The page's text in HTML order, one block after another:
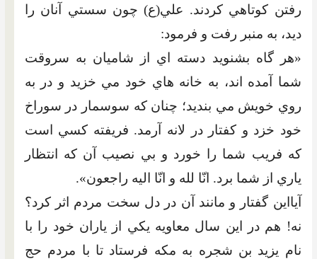
رفتن کوتاهي کردند. علي(ع) چون سستي آنان را
ديد، به منبر رفت و فرمود:
«هر گاه بشنويد دسته اي از شاميان به سروقت
شما آمده اند، به خانه هاي خود مي خزيد و در به
روي خويش مي بنديد؛ چنان که سوسمار در سوراخ
خود خزد و کفتار در لانه آرمد. فريفته کسي است
که فريب شما را خورد و بي نصيب آن که انتظار
ياري از شما برد. انّا لله و انّا اليه راجعون».
آيااين گفتار و مانند آن در دل سخت مردم اثر کرد؟
نه! هم در اين سال معاويه يکي از ياران خود را با
نام يزيد بن شجره به مکه فرستاد تا با مردم حج